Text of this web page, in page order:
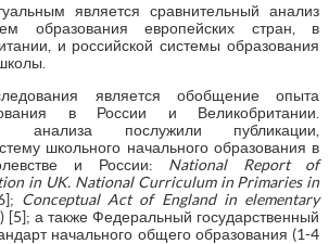
является сравнительный анализ
образования европейских стран, в
и российской системы образования
является обобщение опыта
в России и Великобритании.
анализа послужили публикации,
школьного начального образования в
и России: National Report of
in UK. National Curriculum in Primaries in
Conceptual Act of England in elementary
[5]; а также Федеральный государственный
начального общего образования (1-4